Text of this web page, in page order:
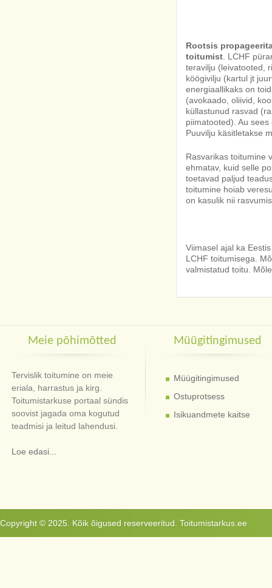
Rootsis
toitumist. LCHF
teravilju (leivatooted,
köögivilju (kartul jt
energiaallikaks on
(avokaado, oliivid,
küllastunud rasvad
piimatooted). Au
Puuvilju käsitletakse
Rasvarikas toitumine
ehmatav, kuid selle
toetavad paljud
toitumine hoiab
on kasulik nii
Viimasel ajal ka
LCHF toitumisega.
valmistatud toitu.
Meie põhimõtted
Tervislik toitumine on meie
eriala, harrastus ja kirg.
Toitumistarkuse portaal sündis
soovist jagada oma kogutud
teadmisi ja leitud lahendusi.
Loe edasi...
Müügitingimused
Müügitingimused
Ostuprotsess
Isikuandmete kaitse
Copyright © 2025. Kõik õigused reserveeritud. Toitumistarkus.ee